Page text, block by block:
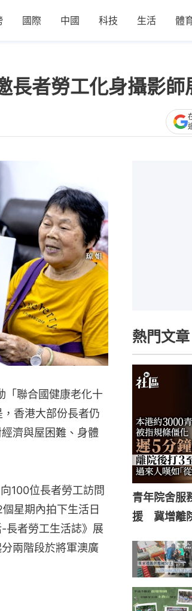
國際 中國 科技 生活 體
者勞工化身攝影師
「聯合國健康老化十
香港大部份長者仍
濟與屋困難、身體
100位長者勞工訪問
星期內拍下生活日
長者勞工生活誌》展
兩階段於將軍澳廣
熱門文章
青年院舍服
援 冀增離